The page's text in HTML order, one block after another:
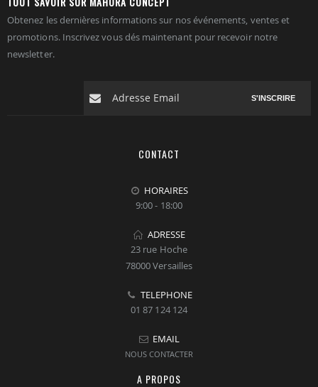
Obtenez les dernières informations sur nos événements, ventes et
promotions. Inscrivez vous dés maintenant pour recevoir notre
newsletter.
S'INSCRIRE
CONTACT
HORAIRES
9:00 - 18:00
ADRESSE
23 rue Hoche
78000 Versailles
TELEPHONE
01 87 124 124
EMAIL
NOUS CONTACTER
A PROPOS